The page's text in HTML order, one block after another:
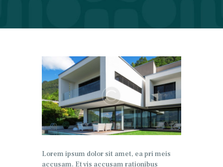
Lorem ipsum dolor sit amet, ea pri meis
accusam. Et vis accusam rationibus